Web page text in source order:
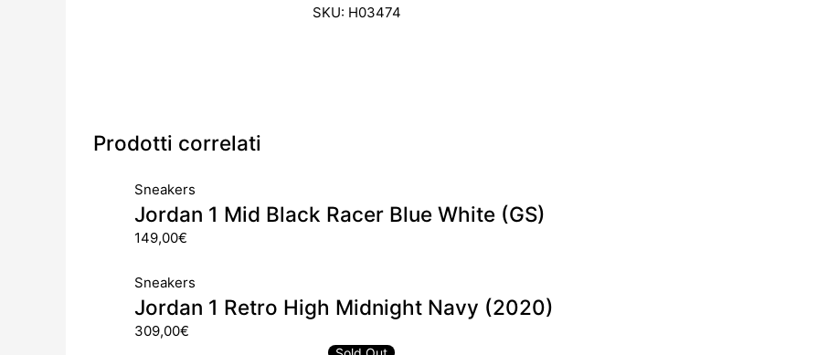
SKU: H03474
Prodotti correlati
Sneakers
Jordan 1 Mid Black Racer Blue White (GS)
149,00€
Sneakers
Jordan 1 Retro High Midnight Navy (2020)
309,00€